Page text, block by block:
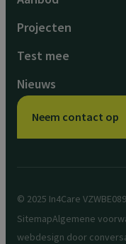
Projecten
Test mee
Nieuws
Neem contact op
© 2025 In4Care VZW
SitemapAlgemene
webdesign door